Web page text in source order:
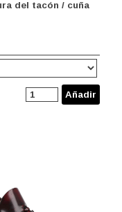
del tacón / cuña
Añadir